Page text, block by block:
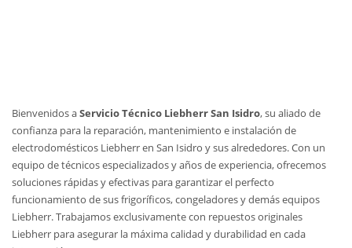
Bienvenidos aServicio Técnico Liebherr San Isidro, su aliado de
confianza para la reparación, mantenimiento e instalación de
electrodomésticos Liebherr en San Isidro y sus alrededores. Con un
equipo de técnicos especializados y años de experiencia, ofrecemos
soluciones rápidas y efectivas para garantizar el perfecto
funcionamiento de sus frigoríficos, congeladores y demás equipos
Liebherr. Trabajamos exclusivamente con repuestos originales
Liebherr para asegurar la máxima calidad y durabilidad en cada